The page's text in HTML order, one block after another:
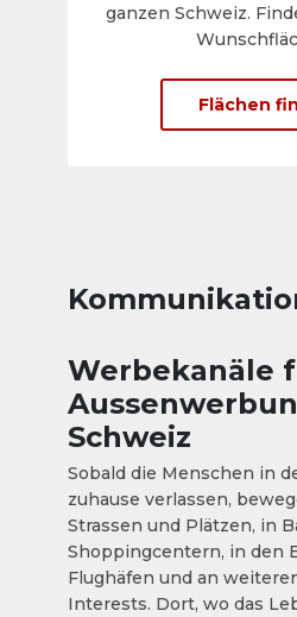
ganzen Schweiz.
Flächen
Werbekanäle
Schweiz
Sobald die Menschen in
zuhause verlassen,
Strassen und Plätzen, in
Shoppingcentern, in den
Flughäfen und an
Interests. Dort, wo das